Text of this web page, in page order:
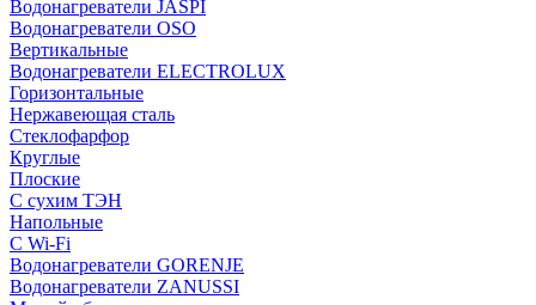
Водонагреватели JASPI
Водонагреватели OSO
Вертикальные
Водонагреватели ELECTROLUX
Горизонтальные
Нержавеющая сталь
Стеклофарфор
Круглые
Плоские
С сухим ТЭН
Напольные
С Wi-Fi
Водонагреватели GORENJE
Водонагреватели ZANUSSI